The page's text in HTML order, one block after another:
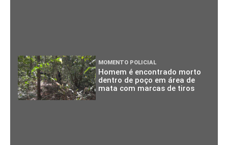
MOMENTO POLICIAL
Homem é encontrado morto
dentro de poço em área de
mata com marcas de tiros